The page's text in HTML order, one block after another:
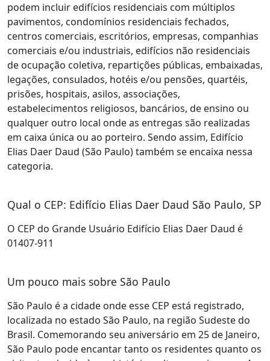
podem incluir edifícios residenciais com múltiplos
pavimentos, condomínios residenciais fechados,
centros comerciais, escritórios, empresas, companhias
comerciais e/ou industriais, edifícios não residenciais
de ocupação coletiva, repartições públicas, embaixadas,
legações, consulados, hotéis e/ou pensões, quartéis,
prisões, hospitais, asilos, associações,
estabelecimentos religiosos, bancários, de ensino ou
qualquer outro local onde as entregas são realizadas
em caixa única ou ao porteiro. Sendo assim, Edifício
Elias Daer Daud (São Paulo) também se encaixa nessa
categoria.
Qual o CEP: Edifício Elias Daer Daud São Paulo, SP
O CEP do Grande Usuário Edifício Elias Daer Daud é
01407-911
Um pouco mais sobre São Paulo
São Paulo é a cidade onde esse CEP está registrado,
localizada no estado São Paulo, na região Sudeste do
Brasil. Comemorando seu aniversário em 25 de Janeiro,
São Paulo pode encantar tanto os residentes quanto os